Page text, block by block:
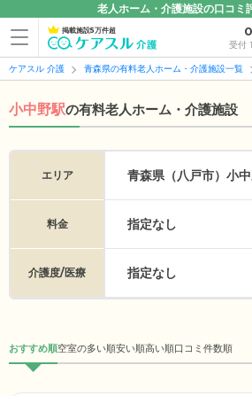
老人ホーム・介護施設の口コミ
掲載施設5万件超
受付
ケアスル 介護 青森県の有料老人ホーム・介護施設一覧
小中野駅の有料老人ホーム・介護施設
エリア 青森県（八戸市） 小
料金 指定なし
介護度/医療 指定なし
おすすめ順空室の多い順安い順高い順口コミ件数順